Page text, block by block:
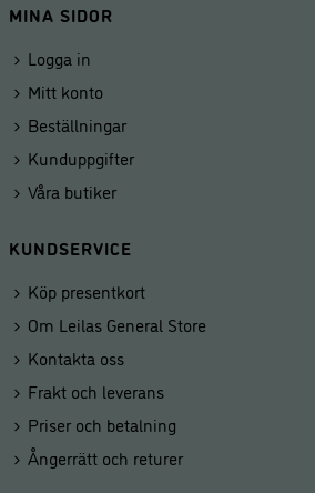
MINA SIDOR
Logga in
Mitt konto
Beställningar
Kunduppgifter
Våra butiker
KUNDSERVICE
Köp presentkort
Om Leilas General Store
Kontakta oss
Frakt och leverans
Priser och betalning
Ångerrätt och returer